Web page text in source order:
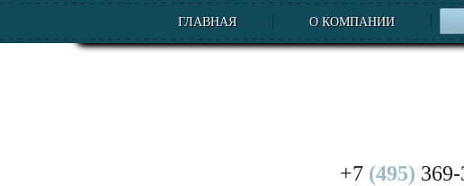
ГЛАВНАЯ О КОМПАНИИ
+7 (495)